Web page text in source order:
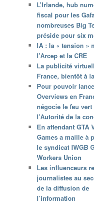
L’Irlande, hub
fiscal pour les
nombreuses Big
préside pour six
IA : la « tension »
l’Arcep et la CRE
La publicité
France, bientôt à
Pour pouvoir
Overviews en
négocie le feu vert
l’Autorité de la
En attendant GTA
Games a maille à
le syndicat IWGB
Workers Union
Les influenceurs
journalistes au
de la diffusion de
l’information